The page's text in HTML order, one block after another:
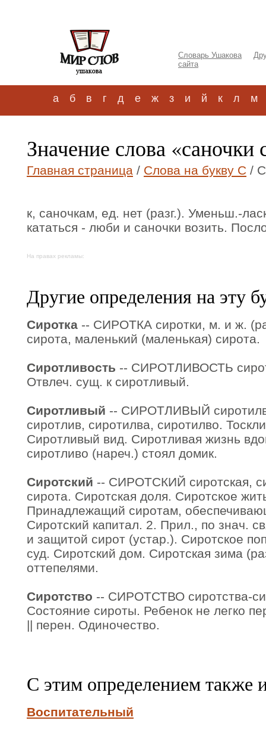
Словарь Ушакова
сайта
а б в г д е ж з и й к л м
Значение слова «саночки
Главная страница / Слова на букву С /
к, саночкам, ед. нет (разг.). Уменьш.-
кататься - люби и саночки возить.
На правах рекламы:
Другие определения на эту
Сиротка -- СИРОТКА сиротки, м. и ж.
сирота, маленький (маленькая) сирота.
Сиротливость -- СИРОТЛИВОСТЬ
Отвлеч. сущ. к сиротливый.
Сиротливый -- СИРОТЛИВЫЙ
сиротлив, сиротилва, сиротилво.
Сиротливый вид. Сиротливая жизнь
сиротливо (нареч.) стоял домик.
Сиротский -- СИРОТСКИЙ сиротская,
сирота. Сиротская доля. Сиротское
Принадлежащий сиротам,
Сиротский капитал. 2. Прил., по знач.
и защитой сирот (устар.). Сиротское
суд. Сиротский дом. Сиротская зима
оттепелями.
Сиротство -- СИРОТСТВО сиротства-
Состояние сироты. Ребенок не легко
|| перен. Одиночество.
С этим определением также
Воспитательный